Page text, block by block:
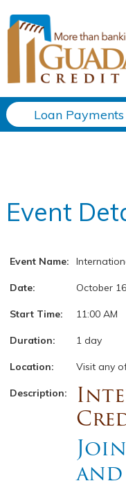
Loan Payments
Event
Event Name:
Date: October
Start Time: 11:00 AM
Duration: 1 day
Location: Visit any
Description: